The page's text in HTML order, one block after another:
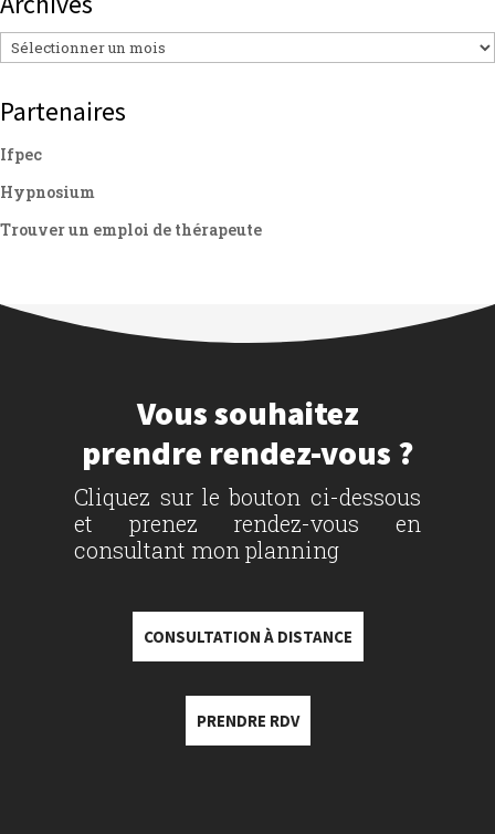
Archives
Partenaires
Ifpec
Hypnosium
Trouver un emploi de thérapeute
Vous souhaitez
prendre rendez-vous ?
Cliquez sur le bouton ci-dessous
et prenez rendez-vous en
consultant mon planning
CONSULTATION À DISTANCE
PRENDRE RDV